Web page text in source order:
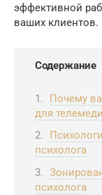
эффективной
ваших клиентов.
Содержание
Почему
для
психолога
психолога